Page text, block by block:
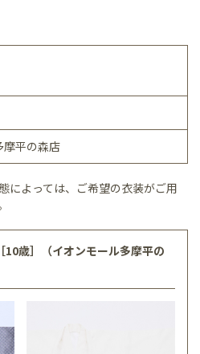
摩平の森店
によっては、ご希望の衣装がご用
歳］（イオンモール多摩平の